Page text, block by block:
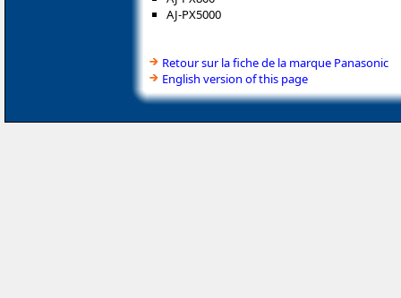
AJ-PX5000
Retour sur la fiche de la marque Panasonic
English version of this page